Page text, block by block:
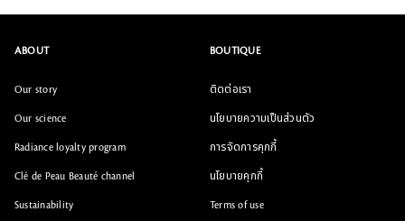
ABOUT
Our story
Our science
Radiance loyalty program
Clé de Peau Beauté channel
Sustainability
BOUTIQUE
ติดต่อเรา
นโยบายความเป็นส่วนตัว
การจัดการคุกกี้
นโยบายคุกกี้
Terms of use